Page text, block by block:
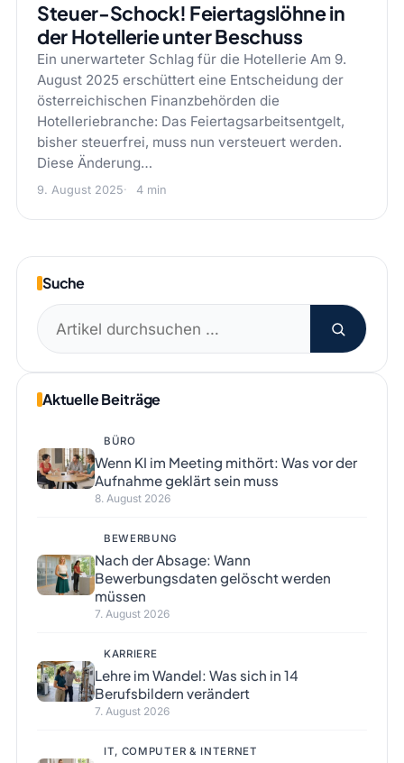
Steuer-Schock! Feiertagslöhne in
der Hotellerie unter Beschuss
Ein unerwarteter Schlag für die Hotellerie Am 9.
August 2025 erschüttert eine Entscheidung der
österreichischen Finanzbehörden die
Hotelleriebranche: Das Feiertagsarbeitsentgelt,
bisher steuerfrei, muss nun versteuert werden.
Diese Änderung…
9. August 2025 4 min
Suche
Suchen
nach:
Aktuelle Beiträge
BÜRO
Wenn KI im Meeting mithört: Was vor der
Aufnahme geklärt sein muss
8. August 2026
BEWERBUNG
Nach der Absage: Wann
Bewerbungsdaten gelöscht werden
müssen
7. August 2026
KARRIERE
Lehre im Wandel: Was sich in 14
Berufsbildern verändert
7. August 2026
IT, COMPUTER & INTERNET